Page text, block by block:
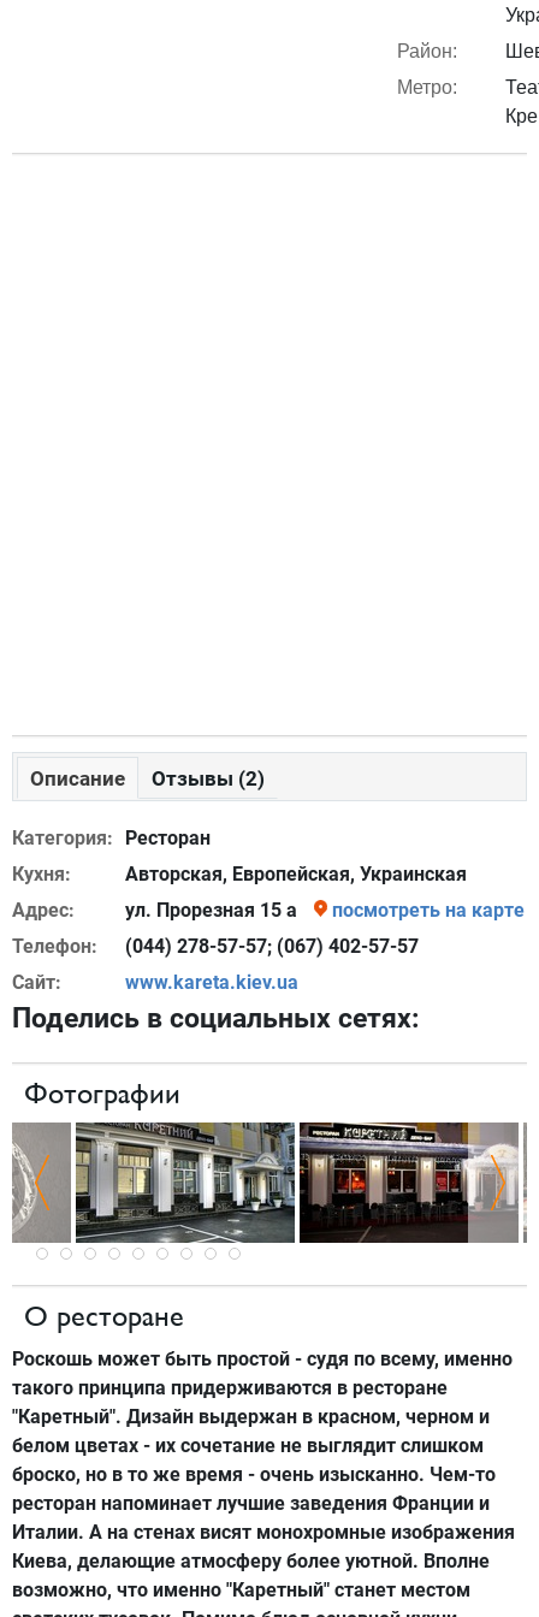
Район:
Метро:
Описание Отзывы (2)
Категория:
Ресторан
Кухня:
Авторская, Европейская, Украинская
Адрес:
ул. Прорезная 15 а
посмотреть на карте
Телефон:
(044) 278-57-57; (067) 402-57-57
Сайт:
www.kareta.kiev.ua
Поделись в социальных сетях:
Фотографии
О ресторане
Роскошь может быть простой - судя по всему, именно
такого принципа придерживаются в ресторане
"Каретный". Дизайн выдержан в красном, черном и
белом цветах - их сочетание не выглядит слишком
броско, но в то же время - очень изысканно. Чем-то
ресторан напоминает лучшие заведения Франции и
Италии. А на стенах висят монохромные изображения
Киева, делающие атмосферу более уютной. Вполне
возможно, что именно "Каретный" станет местом